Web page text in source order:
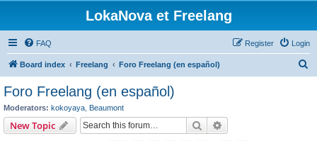
LokaNova et Freelang
FAQ Login
Register
Board index Freelang Foro Freelang (en español)
Foro Freelang (en español)
Moderators: kokoyaya Beaumont
New Topic Search